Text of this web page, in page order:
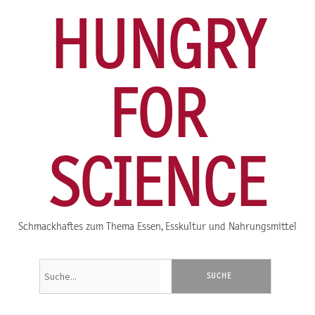
HUNGRY
FOR
SCIENCE
Schmackhaftes zum Thema Essen, Esskultur und Nahrungsmittel